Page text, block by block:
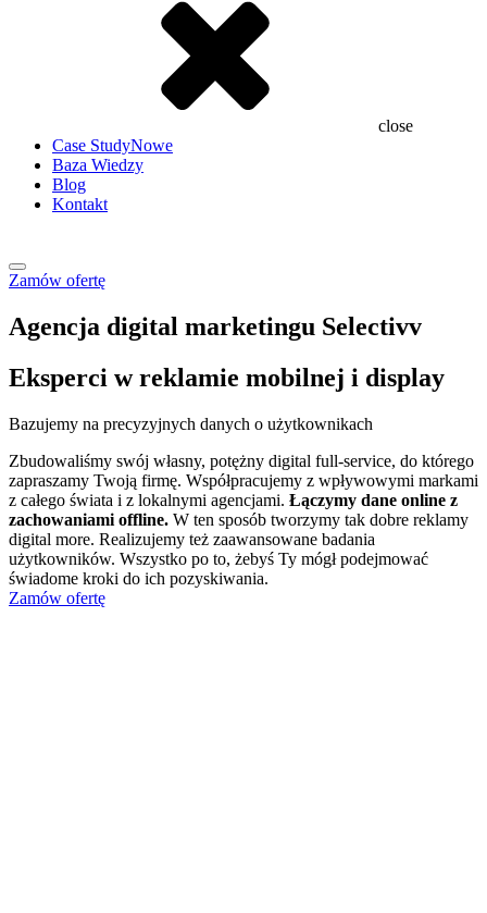
close
Case StudyNowe
Baza Wiedzy
Blog
Kontakt
Zamów ofertę
Agencja digital marketingu Selectivv
Eksperci w reklamie mobilnej i display
Bazujemy na precyzyjnych danych o użytkownikach
Zbudowaliśmy swój własny, potężny digital full-service, do którego
zapraszamy Twoją firmę. Współpracujemy z wpływowymi markami
z całego świata i z lokalnymi agencjami. Łączymy dane online z
zachowaniami offline. W ten sposób tworzymy tak dobre reklamy
digital more. Realizujemy też zaawansowane badania
użytkowników. Wszystko po to, żebyś Ty mógł podejmować
świadome kroki do ich pozyskiwania.
Zamów ofertę